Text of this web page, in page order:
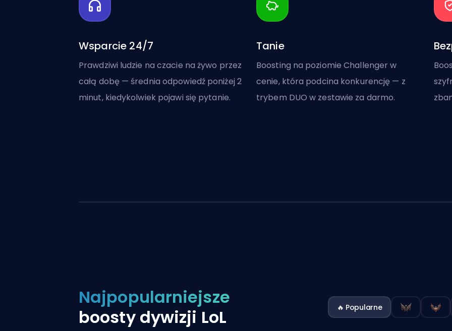
Wsparcie 24/7
Prawdziwi ludzie na czacie na żywo przez
całą dobę — średnia odpowiedź poniżej 2
minut, kiedykolwiek pojawi się pytanie.
Tanie
Boosting na poziomie Challenger w
cenie, która podcina konkurencję — z
trybem DUO w zestawie za darmo.
Najpopularniejsze
boosty dywizji LoL
🔥 Popularne